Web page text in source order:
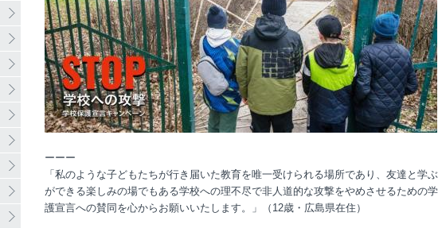
ーーー
「私のような子どもたちが行き届いた教育を唯一受けられる場所であり、友達と学
ができる楽しみの場でもある学校への理不尽で非人道的な攻撃をやめさせるための
護宣言への賛同を心からお願いいたします。」（ 12歳・広島県在住）